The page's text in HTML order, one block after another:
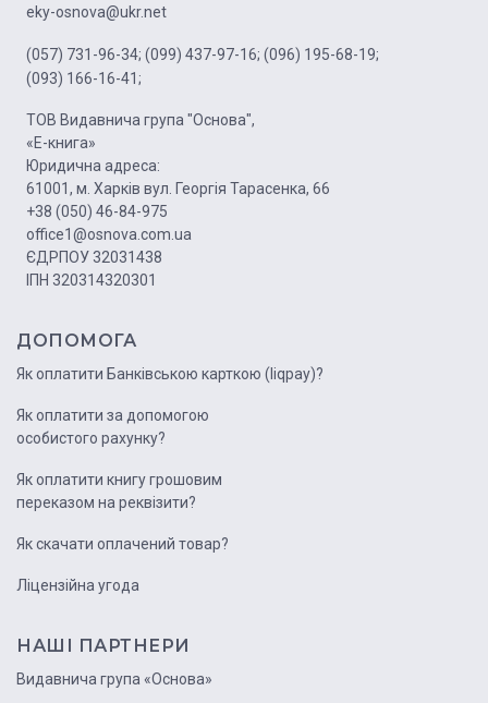
eky-osnova@ukr.net
(057) 731-96-34; (099) 437-97-16; (096) 195-68-19;
(093) 166-16-41;
ТОВ Видавнича група "Основа",
«Е-книга»
Юридична адреса:
61001, м. Харків вул. Георгія Тарасенка, 66
+38 (050) 46-84-975
office1@osnova.com.ua
ЄДРПОУ 32031438
ІПН 320314320301
ДОПОМОГА
Як оплатити Банківською карткою (liqpay)?
Як оплатити за допомогою
особистого рахунку?
Як оплатити книгу грошовим
переказом на реквізити?
Як скачати оплачений товар?
Ліцензійна угода
НАШІ ПАРТНЕРИ
Видавнича група «Основа»